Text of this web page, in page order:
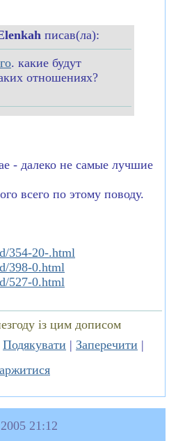
писав(ла):
. какие будут
отношениях?
- далеко не самые лучшие
всего по этому поводу.
354-20-.html
398-0.html
527-0.html
із цим дописом
Подякувати | Заперечити |
21:12